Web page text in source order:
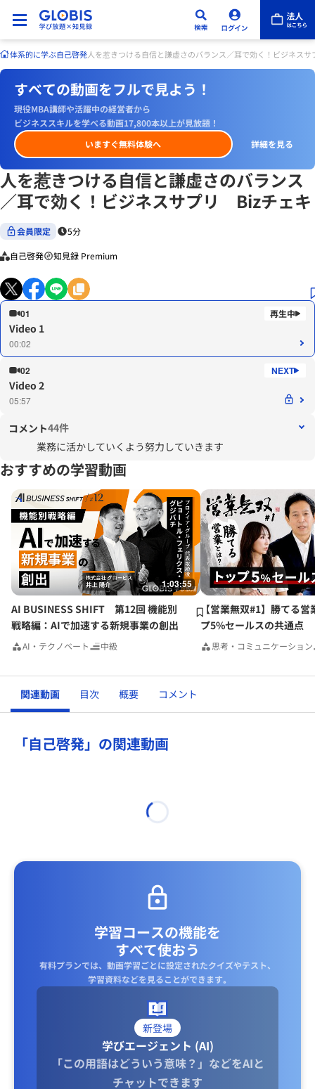
体系的に学ぶ自己啓発人を惹きつける自信と謙虚さのバランス／耳で効く！ビジネス
すべての動画をフルで見よう！
現役MBA講師や活躍中の経営者から
ビジネススキルを学べる動画17,800本以上が見放題！
いますぐ無料体験へ
詳細を見る
人を惹きつける自信と謙虚さのバランス
／耳で効く！ビジネスサプリ Bizチェキ
会員限定 5分
自己啓発 知見録 Premium
01
Video 1
00:02
02
Video 2
05:57
コメント44件
業務に活かしていくよう努力していきます
おすすめの学習動画
1:03:55
AI BUSINESS SHIFT 第12回 機能別
戦略編：AIで加速する新規事業の創出
AI・テクノベート 中級
【営業無双#1】勝てる営
プ5%セールスの共通点
思考・コミュニケーション
関連動画 目次 概要 コメント
「自己啓発」の関連動画
学習コースの機能を
すべて使おう
有料プランでは、動画学習ごとに設定されたクイズやテスト、
学習資料などを見ることができます｡
新登場
学びエージェント (AI)
「この用語はどういう意味？」などをAIと
チャットできます